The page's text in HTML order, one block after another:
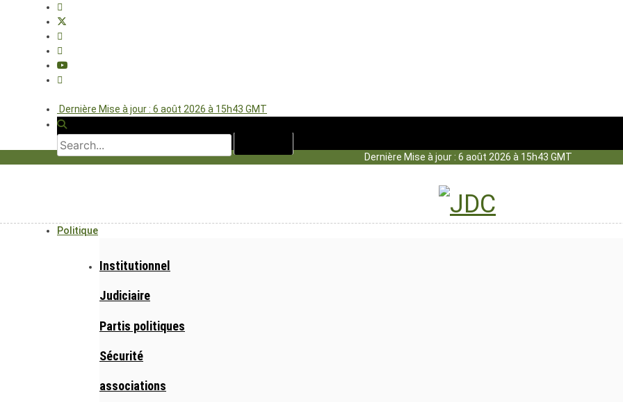
Dernière Mise à jour : 6 août 2026 à 15h43 GMT
Dernière Mise à jour : 6 août 2026 à 15h43 GMT
Politique
Institutionnel
Judiciaire
Partis politiques
Sécurité
associations